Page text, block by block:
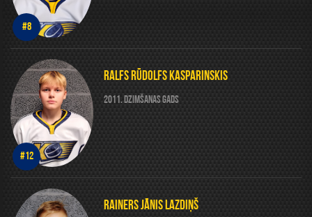
#8
#12
RALFS RŪDOLFS KASPARINSKIS
2011. DZIMŠANAS GADS
RAINERS JĀNIS LAZDIŅŠ